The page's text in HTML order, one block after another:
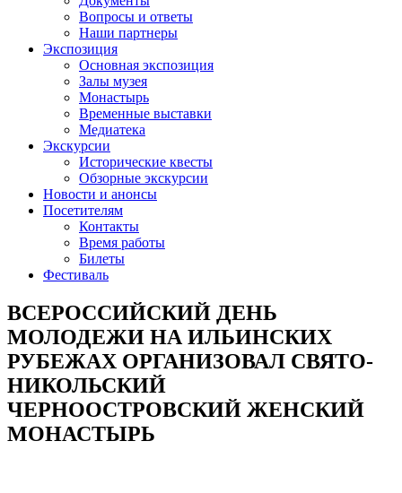
Вопросы и ответы
Наши партнеры
Экспозиция
Основная экспозиция
Залы музея
Монастырь
Временные выставки
Медиатека
Экскурсии
Исторические квесты
Обзорные экскурсии
Новости и анонсы
Посетителям
Контакты
Время работы
Билеты
Фестиваль
ВСЕРОССИЙСКИЙ ДЕНЬ
МОЛОДЕЖИ НА ИЛЬИНСКИХ
РУБЕЖАХ ОРГАНИЗОВАЛ СВЯТО-
НИКОЛЬСКИЙ
ЧЕРНООСТРОВСКИЙ ЖЕНСКИЙ
МОНАСТЫРЬ